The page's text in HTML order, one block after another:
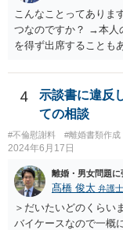
就業先が覚知すること
は、必須ではありませ
との証拠がなければ、
こんなことってありま
つなのですか？ →本人
を得ず出席することも
えて弁護士だけで出席
4
示談書に違反
ての相談
#不倫慰謝料 #離婚書類作成
2024年6月17日
離婚・男女問題に
髙橋 俊太 弁護士
＞だいたいどのくらい
バイケースなので一概